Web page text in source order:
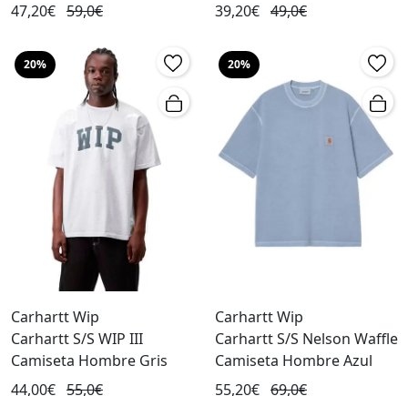
47,20€ 59,0€
39,20€ 49,0€
20%
Carhartt Wip
Carhartt S/S WIP III
Camiseta Hombre Gris
44,00€ 55,0€
20%
Carhartt Wip
Carhartt S/S Nelson Waffle
Camiseta Hombre Azul
55,20€ 69,0€